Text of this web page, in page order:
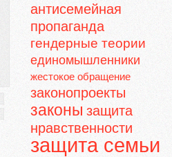
антисемейная
пропаганда
гендерные теории
единомышленники
жестокое обращение
законопроекты
законы защита
нравственности
защита семьи